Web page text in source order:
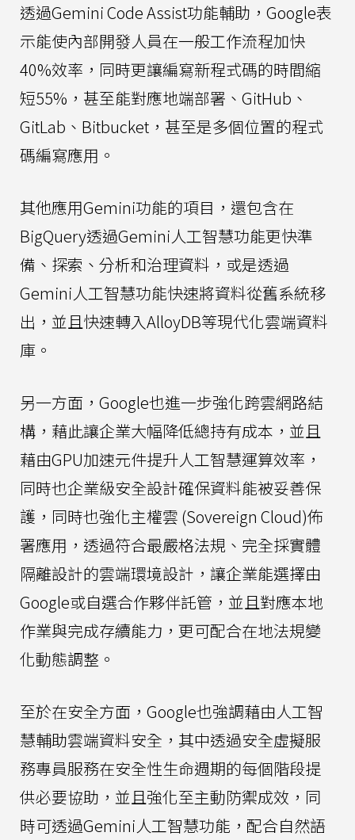
透過Gemini Code Assist功能輔助，Google表
示能使內部開發人員在一般工作流程加快
40%效率，同時更讓編寫新程式碼的時間縮
短55%，甚至能對應地端部署、GitHub、
GitLab、Bitbucket，甚至是多個位置的程式
碼編寫應用。
其他應用Gemini功能的項目，還包含在
BigQuery透過Gemini人工智慧功能更快準
備、探索、分析和治理資料，或是透過
Gemini人工智慧功能快速將資料從舊系統移
出，並且快速轉入AlloyDB等現代化雲端資料
庫。
另一方面，Google也進一步強化跨雲網路結
構，藉此讓企業大幅降低總持有成本，並且
藉由GPU加速元件提升人工智慧運算效率，
同時也企業級安全設計確保資料能被妥善保
護，同時也強化主權雲 (Sovereign Cloud)佈
署應用，透過符合最嚴格法規、完全採實體
隔離設計的雲端環境設計，讓企業能選擇由
Google或自選合作夥伴託管，並且對應本地
作業與完成存續能力，更可配合在地法規變
化動態調整。
至於在安全方面，Google也強調藉由人工智
慧輔助雲端資料安全，其中透過安全虛擬服
務專員服務在安全性生命週期的每個階段提
供必要協助，並且強化至主動防禦成效，同
時可透過Gemini人工智慧功能，配合自然語